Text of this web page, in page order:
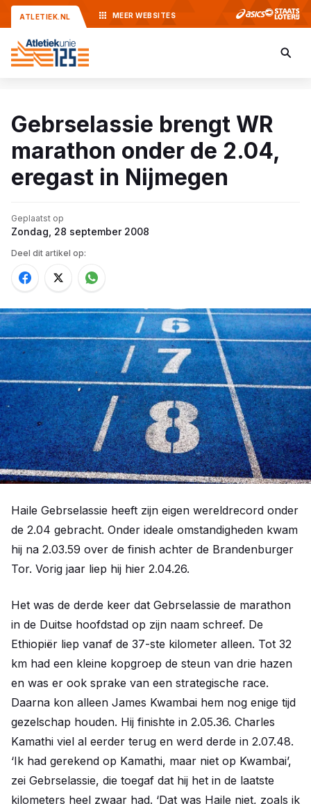
ATLETIEK.NL MEER WEBSITES
Gebrselassie brengt WR
marathon onder de 2.04,
eregast in Nijmegen
Geplaatst op
Zondag, 28 september 2008
Deel dit artikel op:
Haile Gebrselassie heeft zijn eigen wereldrecord onder
de 2.04 gebracht. Onder ideale omstandigheden kwam
hij na 2.03.59 over de finish achter de Brandenburger
Tor. Vorig jaar liep hij hier 2.04.26.
Het was de derde keer dat Gebrselassie de marathon
in de Duitse hoofdstad op zijn naam schreef. De
Ethiopiër liep vanaf de 37-ste kilometer alleen. Tot 32
km had een kleine kopgroep de steun van drie hazen
en was er ook sprake van een strategische race.
Daarna kon alleen James Kwambai hem nog enige tijd
gezelschap houden. Hij finishte in 2.05.36. Charles
Kamathi viel al eerder terug en werd derde in 2.07.48.
‘Ik had gerekend op Kamathi, maar niet op Kwambai’,
zei Gebrselassie, die toegaf dat hij het in de laatste
kilometers heel zwaar had. ‘Dat was Haile niet, zoals ik